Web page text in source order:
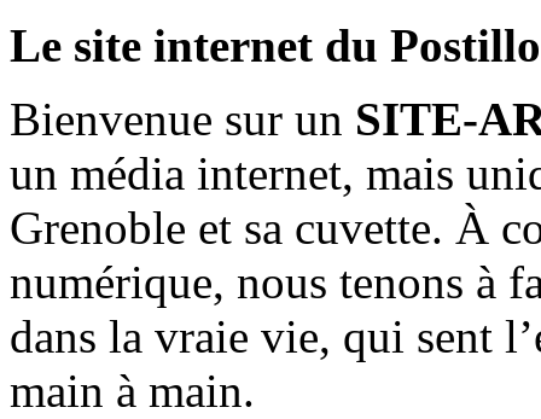
Le site internet du
Bienvenue sur un SITE-
un média internet, mais
Grenoble et sa cuvette. À
numérique, nous tenons à
dans la vraie vie, qui sent
main à main.